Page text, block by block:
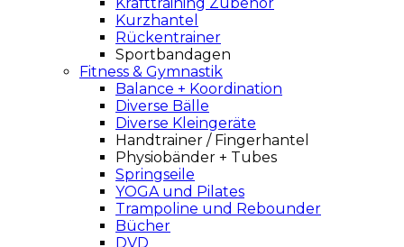
Kurzhantel
Rückentrainer
Sportbandagen
Fitness & Gymnastik
Balance + Koordination
Diverse Bälle
Diverse Kleingeräte
Handtrainer / Fingerhantel
Physiobänder + Tubes
Springseile
YOGA und Pilates
Trampoline und Rebounder
Bücher
DVD